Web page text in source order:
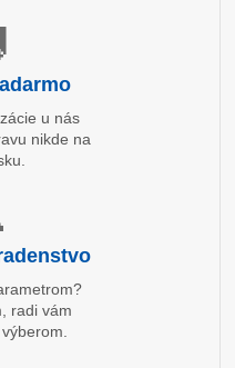
u nás
nikde na
radi vám